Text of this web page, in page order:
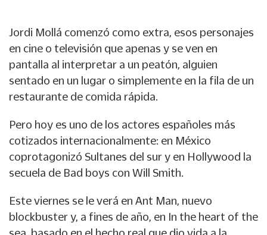
Jordi Mollá comenzó como extra, esos personajes
en cine o televisión que apenas y se ven en
pantalla al interpretar a un peatón, alguien
sentado en un lugar o simplemente en la fila de un
restaurante de comida rápida.
Pero hoy es uno de los actores españoles más
cotizados internacionalmente: en México
coprotagonizó Sultanes del sur y en Hollywood la
secuela de Bad boys con Will Smith.
Este viernes se le verá en Ant Man, nuevo
blockbuster y, a fines de año, en In the heart of the